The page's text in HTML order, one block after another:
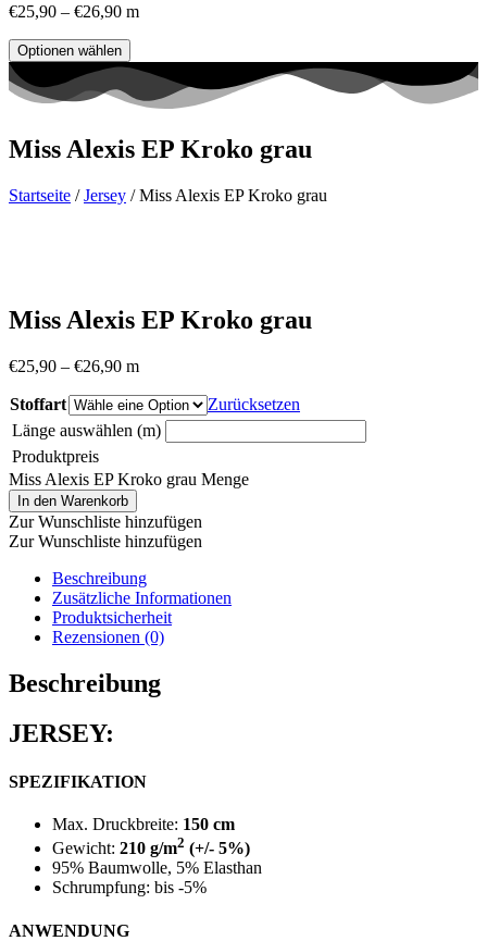
€25,90 – €26,90 m
Optionen wählen
Miss Alexis EP Kroko grau
Startseite /Jersey / Miss Alexis EP Kroko grau
Miss Alexis EP Kroko grau
€25,90 – €26,90 m
Stoffart
Zurücksetzen
Länge auswählen (m)
Produktpreis
Miss Alexis EP Kroko grau Menge
In den Warenkorb
Zur Wunschliste hinzufügen
Zur Wunschliste hinzufügen
Beschreibung
Zusätzliche Informationen
Produktsicherheit
Rezensionen (0)
Beschreibung
JERSEY:
SPEZIFIKATION
Max. Druckbreite: 150 cm
Gewicht: 210 g/m2 (+/- 5%)
95% Baumwolle, 5% Elasthan
Schrumpfung: bis -5%
ANWENDUNG